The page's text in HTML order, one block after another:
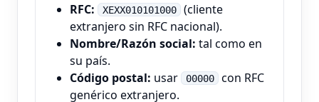
RFC:
XEXX010101000
(cliente
extranjero sin RFC nacional).
Nombre/Razón social: tal como en
su país.
Código postal: usar 00000
con RFC
genérico extranjero.